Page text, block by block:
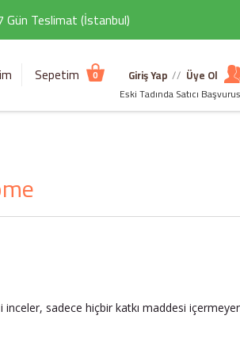
Gün Teslimat (İstanbul)
Sepetim 0 Giriş Yap // Üye Ol
Eski Tadında Satıcı
sadece hiçbir katkı maddesi